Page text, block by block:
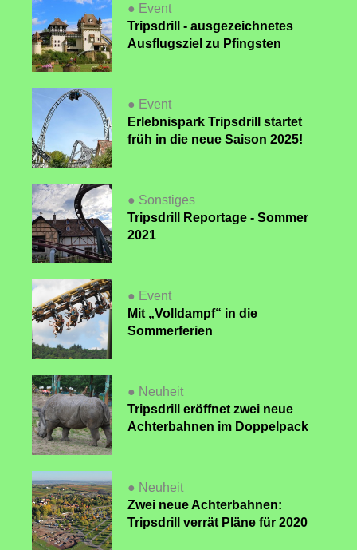
● Event
Tripsdrill - ausgezeichnetes
Ausflugsziel zu Pfingsten
● Event
Erlebnispark Tripsdrill startet
früh in die neue Saison 2025!
● Sonstiges
Tripsdrill Reportage - Sommer
2021
● Event
Mit „Volldampf“ in die
Sommerferien
● Neuheit
Tripsdrill eröffnet zwei neue
Achterbahnen im Doppelpack
● Neuheit
Zwei neue Achterbahnen:
Tripsdrill verrät Pläne für 2020